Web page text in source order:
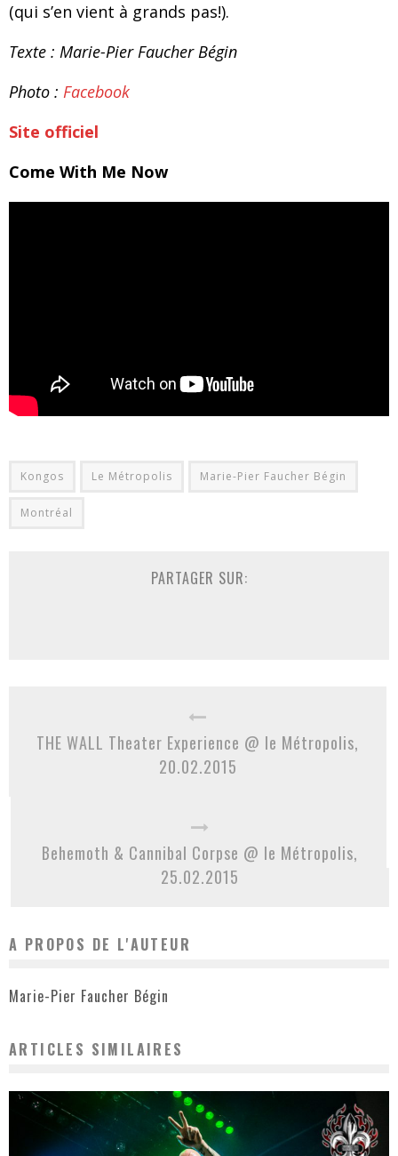
(qui s’en vient à grands pas!).
Texte : Marie-Pier Faucher Bégin
Photo : Facebook
Site officiel
Come With Me Now
Kongos Le Métropolis Marie-Pier Faucher Bégin
Montréal
PARTAGER SUR:
THE WALL Theater Experience @ le Métropolis,
20.02.2015
Behemoth & Cannibal Corpse @ le Métropolis,
25.02.2015
A PROPOS DE L'AUTEUR
Marie-Pier Faucher Bégin
ARTICLES SIMILAIRES